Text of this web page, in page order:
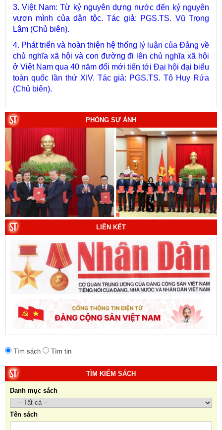
vươn mình của dân tộc. Tác giả: PGS.TS. Vũ Trọng
Lâm (Chủ biên).
4. Phát triển và hoàn thiện hệ thống lý luận của Đảng về
chủ nghĩa xã hội và con đường đi lên chủ nghĩa xã hội
ở Việt Nam qua 40 năm đổi mới tiến tới Đại hội đại biểu
toàn quốc lần thứ XIV. Tác giả: PGS.TS. Tô Huy Rứa
(Chủ biên).
5. Xây dựng, phát triển con người Việt Nam - chủ thể
giai đoạn mới. Tác giả: Vũ Thị Phương Hậu (Chủ biên).
6. Kết hợp chặt chẽ, hài hòa giữa phát triển văn hóa với
phát triển kinh tế, chính trị, xã hội. Tác giả: PGS.TS. Vũ
Văn Phúc (Chủ biên).
7. Chủ quyền của Việt Nam ở Hoàng Sa, Trường Sa
giai đoạn 1884 - 1975: Thực trạng khai thác và quản lý.
Tác giả: Thượng tướng, PGS.TS. Trần Quốc Tỏ (Chủ
biên).
8. Hà Nội - Thành phố Hồ Chí Minh: Dấu ấn lịch sử qua
từng khoảnh khắc (Song ngữ Việt - Anh). Tác giả: Tập
9. Đường Hồ Chí Minh trên biển - Bản hùng ca bất diệt
của dân tộc Việt Nam. Tác giả: TS. Vũ Trọng Hùng
(Viện Lịch sử Đảng).
10. Một vành đai, một con đường: Hành trình dài của
Trung Quốc đến năm 2049 (Sách tham khảo).
giả: Michael H. Glantz, Robert J. Ross và Gavin G.
Daugherty (Đồng tác giả).
PHÓNG SỰ ẢNH
LIÊN KẾT
Tìm sách Tìm tin
TÌM KIẾM SÁCH
Danh mục sách
Tên sách